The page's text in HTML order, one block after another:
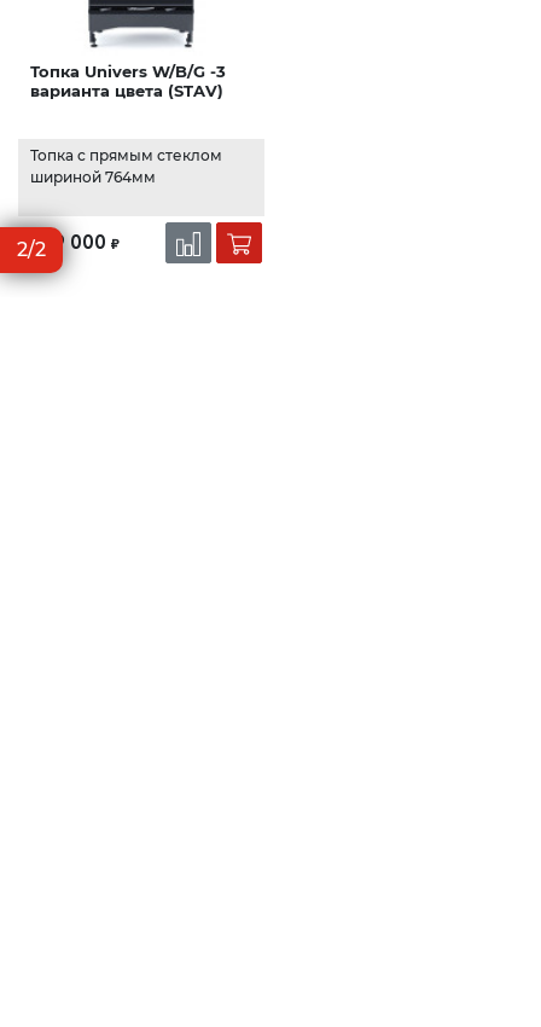
Топка Univers W/B/G -3
варианта цвета (STAV)
Топка с прямым стеклом
шириной 764мм
299 000 ₽
2/2